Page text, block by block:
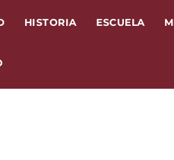
HISTORIA ESCUELA